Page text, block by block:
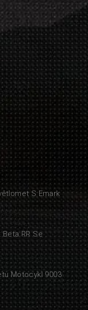
S Emark
Beta RR Se
Motocykl 9003